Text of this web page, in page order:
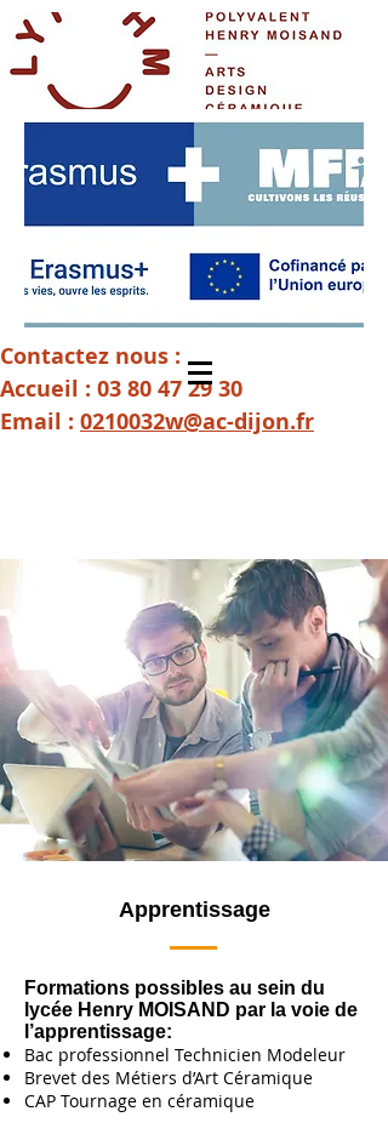
Contactez nous :
Accueil : 03 80 47 29 30
Email : 0210032w@ac-dijon.fr
Apprentissage
Formations possibles au sein du
lycée Henry MOISAND par la voie de
l’apprentissage:
Bac professionnel Technicien Modeleur
Brevet des Métiers d’Art Céramique
CAP Tournage en céramique